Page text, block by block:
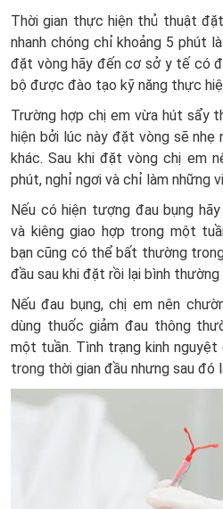
Thời gian thực hiện thủ thuật đặt
nhanh chóng chỉ khoảng 5 phút
đặt vòng hãy đến cơ sở y tế có
bộ được đào tạo kỹ năng thực
Trường hợp chị em vừa hút sẩy
hiện bởi lúc này đặt vòng sẽ nhẹ
khác. Sau khi đặt vòng chị em
phút, nghỉ ngơi và chỉ làm những
Nếu có hiện tượng đau bụng
và kiêng giao hợp trong một
bạn cũng có thể bất thường
đầu sau khi đặt rồi lại bình thường
Nếu đau bụng, chị em nên
dùng thuốc giảm đau thông
một tuần. Tình trạng kinh
trong thời gian đầu nhưng sau đó